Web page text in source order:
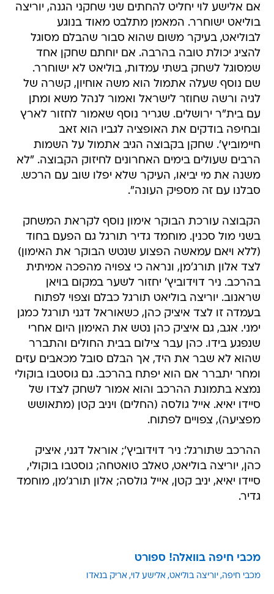
אם אלישע לוי יחליט להחתים שני שחקני הגנה, יוריצה
בוליאט ישוחרר. המאמן מתלבט מאוד בנוגע
לבוליאט, בעיקר משום שהוא סבור שהבלם מסוגל
להציג יכולת טובה בהרבה. אם יוחתם שחקן אחד
שמסוגל לשחק בשתי עמדות, בוליאט לא ישוחרר.
שם נוסף שעלה אתמול הוא משה אוחיון, קשרה של
לגיה ורשה שחוזר לישראל ואמור לנהל משא ומתן
עם בית"ר ירושלים. שגריר נוסף שאמור לחזור לארץ
ובחיפה בודקים את האופציה לגביו הוא זאב
חיימוביץ'. שחקן בקבוצה הגיב אתמול על השמות
הרבים שעולים בימים האחרונים לחיזוק הקבוצה. "לא
משנה את מי יביאו, העיקר שלא יפלו שוב עם הרכש.
סבלנו עם זה מספיק העונה".
הקבוצה עורכת הבוקר אימון נוסף לקראת המשחק
בשני מול סכנין. מוחמד גדיר תורגל גם הפעם בחוד
(ללא ויאם עמאשה הפצוע שנטש הבוקר את האימון)
לצד אלון תורג'מן, ונראה כי צפויה מהפכה אמיתית
בהרכב. ניר דוידוביץ' יחזור לשער במקום בויאן
שראנוב. יוריצה בוליאט תורגל כבלם וצפוי לפתוח
בעמדה זו לצד איציק כהן, כשאוראל דגני תורגל כמגן
ימני. אגב, גם איציק כהן נטש את האימון היום אחרי
שנפגע בידו. כהן עבר צילום בבית החולים והתברר
שהוא לא שבר את היד, אך הבלם סובל מכאבים עזים
ומחר יתברר אם הוא יפתח בהרכב. גם גוסטבו בוקולי
נמצא בתמונת ההרכב והוא אמור לשחק לצדו של
סיידו יאיא. אייל גולסה (החלים) ויניב קטן (מתאושש
מפציעה), צפויים לפתוח.
ההרכב שתורגל: ניר דוידוביץ'; אוראל דגני, איציק
כהן, יוריצה בוליאט, טאלב טואטחה; גוסטבו בוקולי,
סיידו יאיא, יניב קטן, אייל גולסה; אלון תורג'מן, מוחמד
גדיר.
מכבי חיפה בוואלה! ספורט
מכבי חיפה יוריצה בוליאט אלישע לוי אריק בנאדו